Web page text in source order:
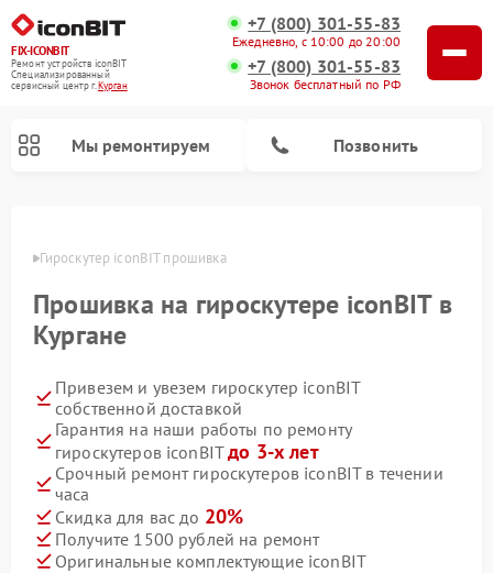
FIX-ICONBIT
Ремонт устройств iconBIT
Специализированный
cервисный центр г.Курган
+7 (800) 301-55-83
Ежедневно, с 10:00 до 20:00
+7 (800) 301-55-83
Звонок бесплатный по РФ
Мы ремонтируем Позвонить
Гироскутер iconBIT прошивка
Прошивка на гироскутере iconBIT в
Кургане
Привезем и увезем гироскутер iconBIT
собственной доставкой
Гарантия на наши работы по ремонту
гироскутеров iconBITдо 3-х лет
Срочный ремонт гироскутеров iconBIT в течении
часа
Скидка для вас до 20%
Получите 1500 рублей на ремонт
Оригинальные комплектующие iconBIT